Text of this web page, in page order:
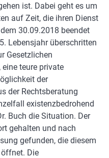
ist. Dabei geht es um
auf Zeit, die ihren Dienst
30.09.2018 beendet
Lebensjahr überschritten
Gesetzlichen
teure private
der
der Rechtsberatung
existenzbedrohend
Buch die Situation. Der
gehalten und nach
gefunden, die diesem
öffnet. Die